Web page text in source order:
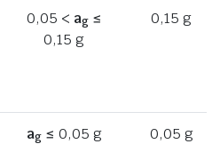
0,05 < ag≤
0,15 g
0,15 g
ag≤ 0,05 g 0,05 g